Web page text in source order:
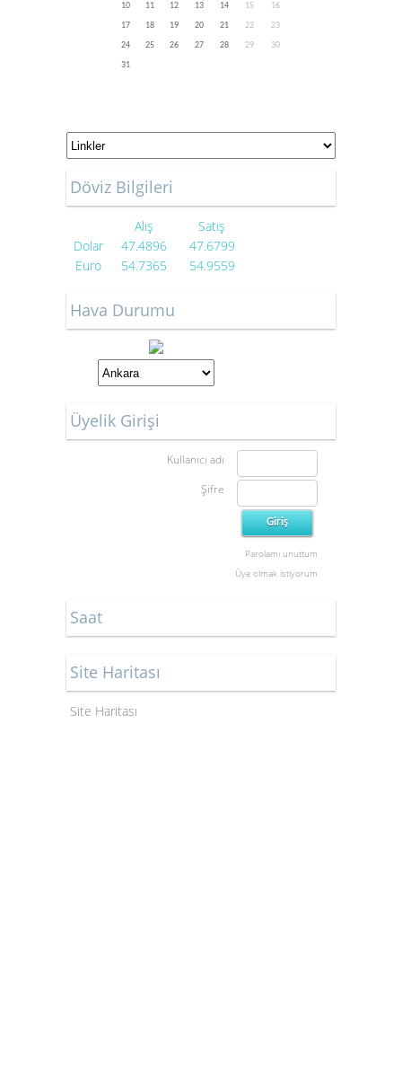
10
11 12 13 14 15
16
17
18 19 20 21 22
23
24
25 26 27 28 29
30
31
Döviz Bilgileri
Alış
Satış
Dolar
47.4896
47.6799
Euro
54.7365 54.9559
Hava Durumu
Üyelik Girişi
Kullanıcı adı
Şifre
Parolamı unuttum
Üye olmak istiyorum
Saat
Site Haritası
Site Haritası